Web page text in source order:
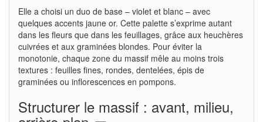
Elle a choisi un duo de base – violet et blanc – avec
quelques accents jaune or. Cette palette s’exprime autant
dans les fleurs que dans les feuillages, grâce aux heuchères
cuivrées et aux graminées blondes. Pour éviter la
monotonie, chaque zone du massif mêle au moins trois
textures : feuilles fines, rondes, dentelées, épis de
graminées ou inflorescences en pompons.
Structurer le massif : avant, milieu,